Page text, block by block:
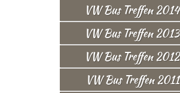
VW Bus Treffen 2014
VW Bus Treffen 2013
VW Bus Treffen 2012
VW Bus Treffen 2011